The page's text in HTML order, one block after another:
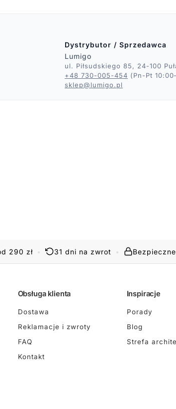
Dystrybutor / Sprzedawca
Lumigo
ul. Piłsudskiego 85, 24-100
+48 730-005-454 (Pn-Pt
sklep@lumigo.pl
290 zł • 31 dni na zwrot •
Obsługa klienta
Dostawa
Reklamacje i zwroty
FAQ
Kontakt
Inspiracje
Porady
Blog
Strefa